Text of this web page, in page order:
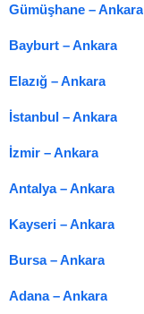
Gümüşhane – Ankara
Bayburt – Ankara
Elazığ – Ankara
İstanbul – Ankara
İzmir – Ankara
Antalya – Ankara
Kayseri – Ankara
Bursa – Ankara
Adana – Ankara